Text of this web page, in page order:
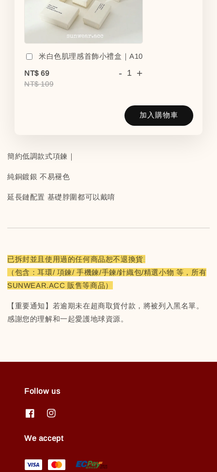
米白色肌理感首飾小禮盒｜A10
NT$ 69
NT$ 109
- +
加入購物車
簡約低調款式項鍊｜
純銅鍍銀 不易褪色
延長鏈配置 基礎脖圍都可以戴唷
已拆封並且使用過的任何商品恕不退換貨
（包含：耳環/ 項鍊/ 手機鍊/手鍊/針織包/精選小物 等，所有
SUNWEAR.ACC 販售等商品）
【重要通知】若逾期未在超商取貨付款，將被列入黑名單。
感謝您的理解和一起愛護地球資源。
Follow us
We accept